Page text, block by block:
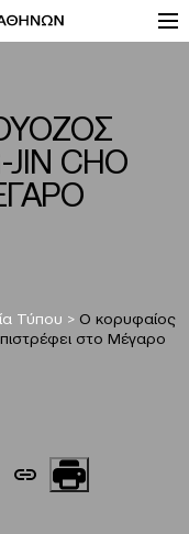
CHO
Τύπου > Ο κορυφαίος
στο Μέγαρο